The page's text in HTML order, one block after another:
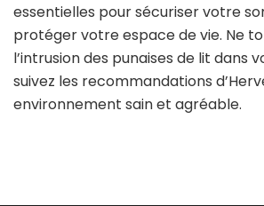
essentielles pour sécuriser votre
protéger votre espace de vie. Ne
l’intrusion des punaises de lit dans
suivez les recommandations
environnement sain et agréable.